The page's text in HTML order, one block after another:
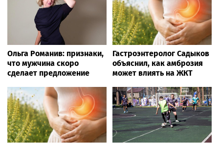
Ольга Романив: признаки,
что мужчина скоро
сделает предложение
Гастроэнтеролог Садыков
объяснил, как амброзия
может влиять на ЖКТ